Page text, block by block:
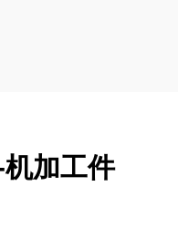
加工件